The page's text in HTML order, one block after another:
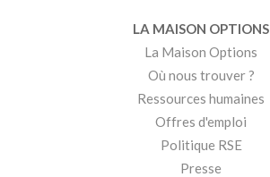
LA MAISON OPTIONS
La Maison Options
Où nous trouver ?
Ressources humaines
Offres d'emploi
Politique RSE
Presse